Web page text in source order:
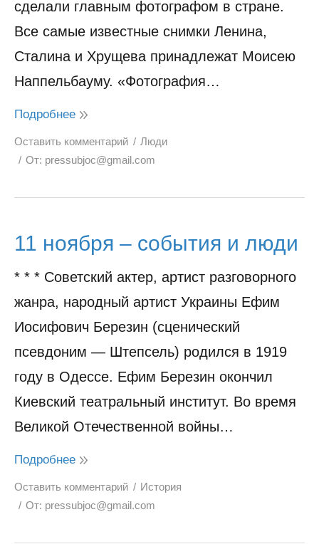
сделали главным фотографом в стране.
Все самые известные снимки Ленина,
Сталина и Хрущева принадлежат Моисею
Наппельбауму. «Фотография…
Подробнее
Оставить комментарий
Люди
От: pressubjoc@gmail.com
11 ноября – события и люди
* * * Советский актер, артист разговорного
жанра, народный артист Украины Ефим
Иосифович Березин (сценический
псевдоним — Штепсель) родился в 1919
году в Одессе. Ефим Березин окончил
Киевский театральный институт. Во время
Великой Отечественной войны…
Подробнее
Оставить комментарий
История
От: pressubjoc@gmail.com